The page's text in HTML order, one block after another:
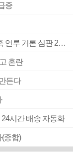
증
■ 축구협회 ‘성 접대’ 의혹 일파만파…日도 의혹 연루 거론 심판 2명 조사
혼란
든다
시간 배송 자동화
종합)